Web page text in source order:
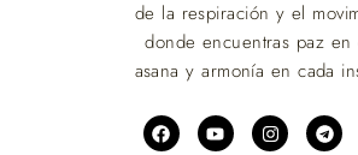
de la respiración y el
donde encuentras paz en
asana y armonía en cada